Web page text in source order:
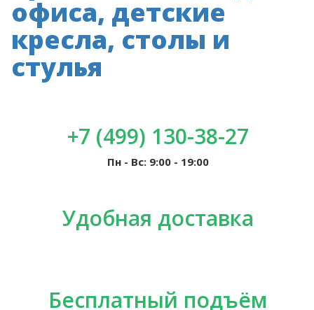
+7 (499) 130-38-27
Пн - Вс: 9:00 - 19:00
Удобная доставка
Бесплатный подъём